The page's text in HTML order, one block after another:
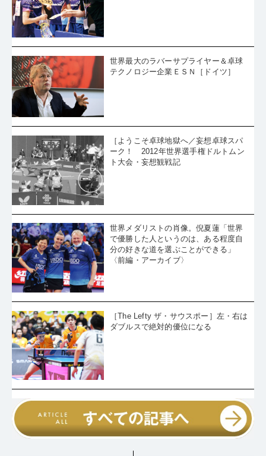
世界最大のラバーサプライヤー＆卓球
テクノロジー企業ＥＳＮ［ドイツ］
［ようこそ卓球地獄へ／妄想卓球スパ
ーク！ 2012年世界選手権ドルトムン
ト大会・妄想観戦記
世界メダリストの肖像。倪夏蓮「世界
で優勝した人というのは、ある程度自
分の好きな道を選ぶことができる」
〈前編・アーカイブ〉
［The Lefty ザ・サウスポー］左・右は
ダブルスで絶対的優位になる